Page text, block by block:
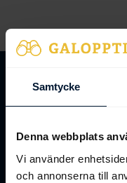
Samtycke
Denna webbplats
Vi använder
och annonserna till